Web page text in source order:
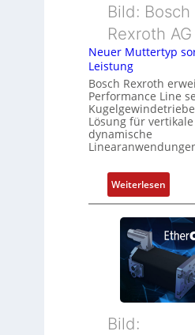
m
s
u
n
g
n
d
Z
u
s
t
a
s
e
k
m
b
i
i
r
t
P
o
s
i
Bild: Bosch
Rexroth AG
Neuer Muttertyp
Leistung
Bosch Rexroth
Performance Line
Lösung für
dynamische
Weiterlesen:
N
e
u
e
u
Bild: